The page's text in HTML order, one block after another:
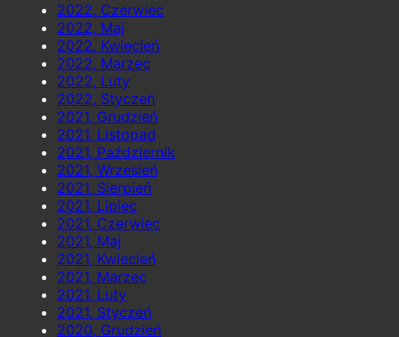
2022, Czerwiec
2022, Maj
2022, Kwiecień
2022, Marzec
2022, Luty
2022, Styczeń
2021, Grudzień
2021, Listopad
2021, Październik
2021, Wrzesień
2021, Sierpień
2021, Lipiec
2021, Czerwiec
2021, Maj
2021, Kwiecień
2021, Marzec
2021, Luty
2021, Styczeń
2020, Grudzień